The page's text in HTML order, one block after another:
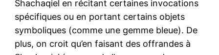
Shachaqiel en récitant certaines invocations
spécifiques ou en portant certains objets
symboliques (comme une gemme bleue). De
plus, on croit qu’en faisant des offrandes à